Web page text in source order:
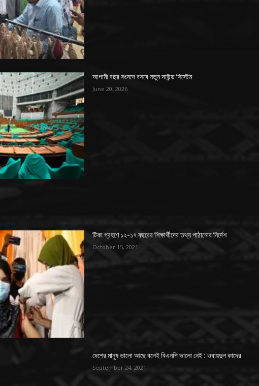
আগামী বছর সংসদে বসবে নতুন সাউন্ড সিস্টেম
June 20, 2026
টিকা গ্রহণে ১২-১৭ বছরের শিক্ষার্থীদের তথ্য পাঠানোর নির্দেশ
October 15, 2021
দেশের মানুষ ভালো আছে বলেই বিএনপি ভালো নেই : ওবায়দুল কাদের
September 24, 2021